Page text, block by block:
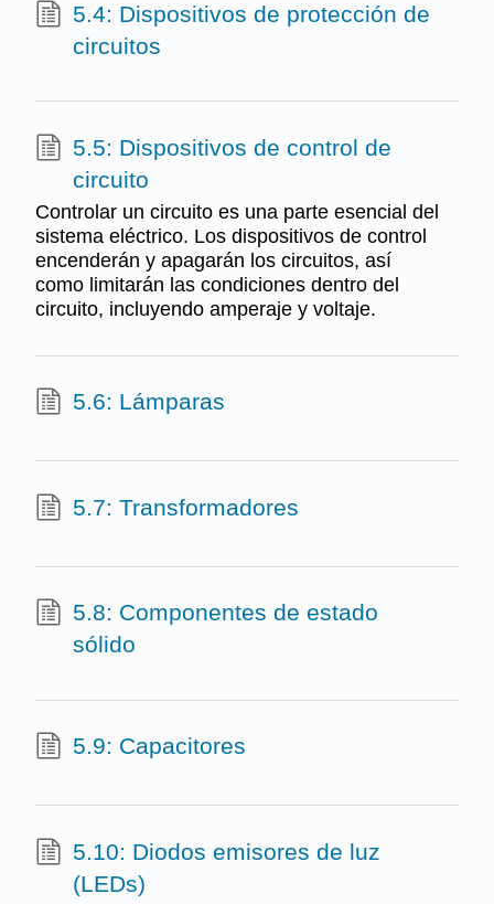
5.4: Dispositivos de protección de
circuitos
5.5: Dispositivos de control de
circuito
Controlar un circuito es una parte esencial del
sistema eléctrico. Los dispositivos de control
encenderán y apagarán los circuitos, así
como limitarán las condiciones dentro del
circuito, incluyendo amperaje y voltaje.
5.6: Lámparas
5.7: Transformadores
5.8: Componentes de estado
sólido
5.9: Capacitores
5.10: Diodos emisores de luz
(LEDs)